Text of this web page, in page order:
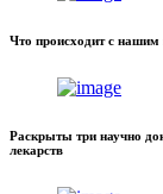
Что происходит с нашим
Раскрыты три научно
лекарств